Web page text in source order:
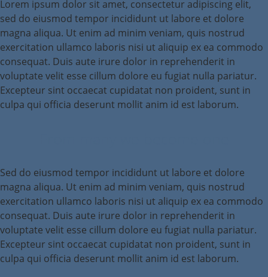
Lorem ipsum dolor sit amet, consectetur adipiscing elit,
sed do eiusmod tempor incididunt ut labore et dolore
magna aliqua. Ut enim ad minim veniam, quis nostrud
exercitation ullamco laboris nisi ut aliquip ex ea commodo
consequat. Duis aute irure dolor in reprehenderit in
voluptate velit esse cillum dolore eu fugiat nulla pariatur.
Excepteur sint occaecat cupidatat non proident, sunt in
culpa qui officia deserunt mollit anim id est laborum.
Sed do eiusmod tempor incididunt ut labore et dolore
magna aliqua. Ut enim ad minim veniam, quis nostrud
exercitation ullamco laboris nisi ut aliquip ex ea commodo
consequat. Duis aute irure dolor in reprehenderit in
voluptate velit esse cillum dolore eu fugiat nulla pariatur.
Excepteur sint occaecat cupidatat non proident, sunt in
culpa qui officia deserunt mollit anim id est laborum.